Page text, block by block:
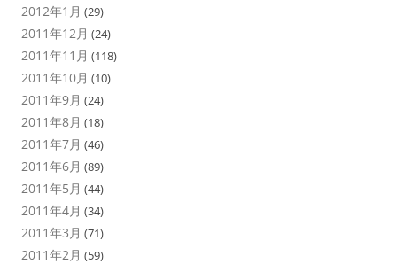
2012年1月 (29)
2011年12月 (24)
2011年11月 (118)
2011年10月 (10)
2011年9月 (24)
2011年8月 (18)
2011年7月 (46)
2011年6月 (89)
2011年5月 (44)
2011年4月 (34)
2011年3月 (71)
2011年2月 (59)